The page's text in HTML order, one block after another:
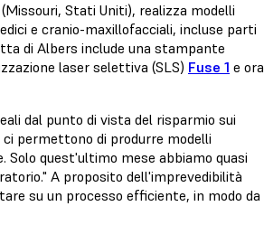
(Missouri, Stati Uniti), realizza modelli
e cranio-maxillofacciali, incluse parti
di Albers include una stampante
laser selettiva (SLS) Fuse 1 e ora
dal punto di vista del risparmio sui
permettono di produrre modelli
quest'ultimo mese abbiamo quasi
A proposito dell'imprevedibilità
su un processo efficiente, in modo da